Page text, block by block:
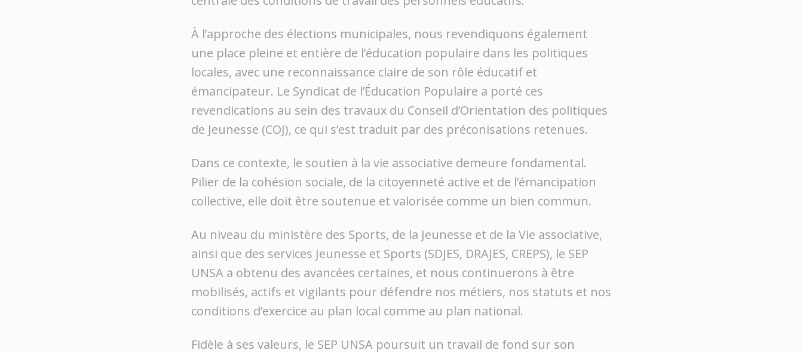
À l’approche des élections municipales, nous revendiquons également
une place pleine et entière de l’éducation populaire dans les politiques
locales, avec une reconnaissance claire de son rôle éducatif et
émancipateur. Le Syndicat de l’Éducation Populaire a porté ces
revendications au sein des travaux du Conseil d’Orientation des politiques
de Jeunesse (COJ), ce qui s’est traduit par des préconisations retenues.
Dans ce contexte, le soutien à la vie associative demeure fondamental.
Pilier de la cohésion sociale, de la citoyenneté active et de l’émancipation
collective, elle doit être soutenue et valorisée comme un bien commun.
Au niveau du ministère des Sports, de la Jeunesse et de la Vie associative,
ainsi que des services Jeunesse et Sports (SDJES, DRAJES, CREPS), le SEP
UNSA a obtenu des avancées certaines, et nous continuerons à être
mobilisés, actifs et vigilants pour défendre nos métiers, nos statuts et nos
conditions d’exercice au plan local comme au plan national.
Fidèle à ses valeurs, le SEP UNSA poursuit un travail de fond sur son